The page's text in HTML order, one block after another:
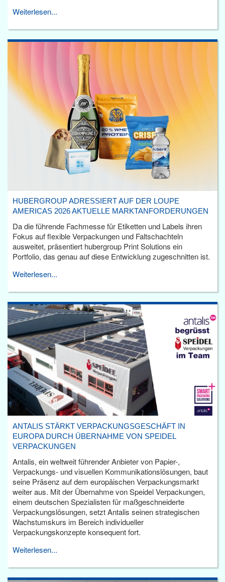
Weiterlesen...
HUBERGROUP ADRESSIERT AUF DER LOUPE
AMERICAS 2026 AKTUELLE MARKTANFORDERUNGEN
Da die führende Fachmesse für Etiketten und Labels ihren
Fokus auf flexible Verpackungen und Faltschachteln
ausweitet, präsentiert hubergroup Print Solutions ein
Portfolio, das genau auf diese Entwicklung zugeschnitten ist.
Weiterlesen...
ANTALIS STÄRKT VERPACKUNGSGESCHÄFT IN
EUROPA DURCH ÜBERNAHME VON SPEIDEL
VERPACKUNGEN
Antalis, ein weltweit führender Anbieter von Papier-,
Verpackungs- und visuellen Kommunikationslösungen, baut
seine Präsenz auf dem europäischen Verpackungsmarkt
weiter aus. Mit der Übernahme von Speidel Verpackungen,
einem deutschen Spezialisten für maßgeschneiderte
Verpackungslösungen, setzt Antalis seinen strategischen
Wachstumskurs im Bereich individueller
Verpackungskonzepte konsequent fort.
Weiterlesen...